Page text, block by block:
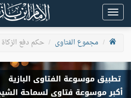
Toggle
navigation
مجموع الفتاوى
حكم دفع الزكاة